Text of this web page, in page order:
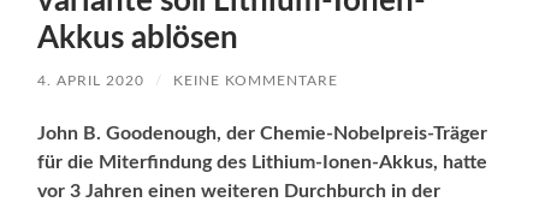
Akkus ablösen
4. APRIL 2020 / KEINE KOMMENTARE
John B. Goodenough, der Chemie-Nobelpreis-Träger
für die Miterfindung des Lithium-Ionen-Akkus, hatte
vor 3 Jahren einen weiteren Durchburch in der